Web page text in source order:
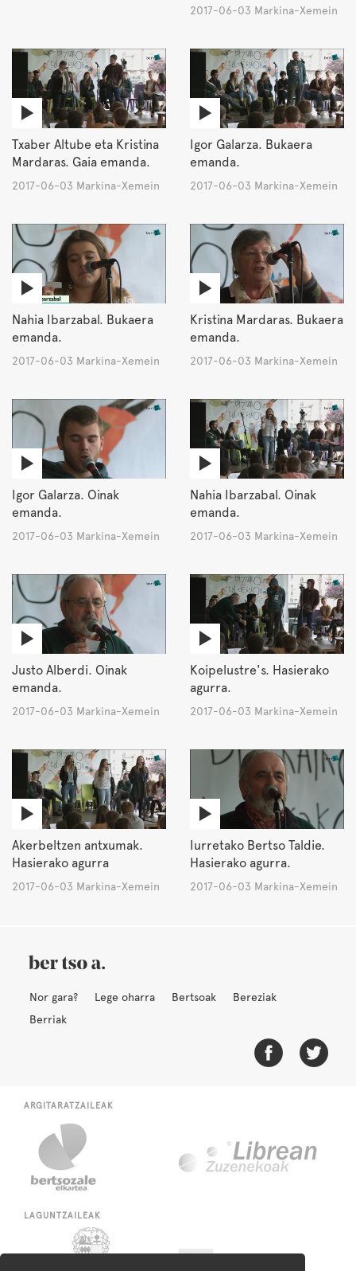
2017-06-03 Markina-Xemein
Txaber Altube eta Kristina
Mardaras. Gaia emanda.
2017-06-03 Markina-Xemein
Igor Galarza. Bukaera
emanda.
2017-06-03 Markina-Xemein
Nahia Ibarzabal. Bukaera
emanda.
2017-06-03 Markina-Xemein
Kristina Mardaras. Bukaera
emanda.
2017-06-03 Markina-Xemein
Igor Galarza. Oinak
emanda.
2017-06-03 Markina-Xemein
Nahia Ibarzabal. Oinak
emanda.
2017-06-03 Markina-Xemein
Justo Alberdi. Oinak
emanda.
2017-06-03 Markina-Xemein
Koipelustre's. Hasierako
agurra.
2017-06-03 Markina-Xemein
Akerbeltzen antxumak.
Hasierako agurra
2017-06-03 Markina-Xemein
Iurretako Bertso Taldie.
Hasierako agurra.
2017-06-03 Markina-Xemein
Nor gara? Lege oharra Bertsoak
Bereziak
Berriak
ARGITARATZAILEAK
LAGUNTZAILEAK